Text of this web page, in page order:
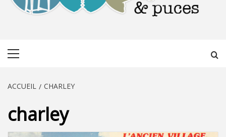
ACCUEIL CHARLEY
charley